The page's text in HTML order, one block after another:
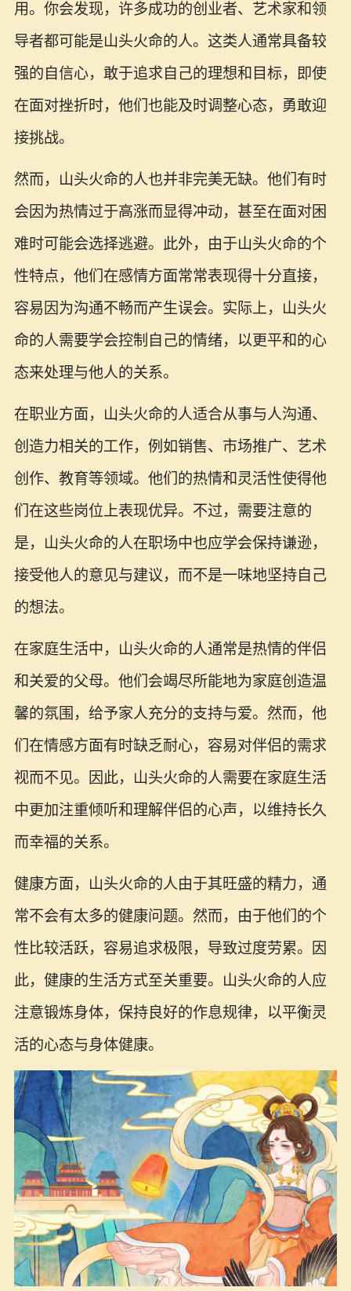
用。你会发现，许多成功的创业者、艺术家和领
导者都可能是山头火命的人。这类人通常具备较
强的自信心，敢于追求自己的理想和目标，即使
在面对挫折时，他们也能及时调整心态，勇敢迎
接挑战。
然而，山头火命的人也并非完美无缺。他们有时
会因为热情过于高涨而显得冲动，甚至在面对困
难时可能会选择逃避。此外，由于山头火命的个
性特点，他们在感情方面常常表现得十分直接，
容易因为沟通不畅而产生误会。实际上，山头火
命的人需要学会控制自己的情绪，以更平和的心
态来处理与他人的关系。
在职业方面，山头火命的人适合从事与人沟通、
创造力相关的工作，例如销售、市场推广、艺术
创作、教育等领域。他们的热情和灵活性使得他
们在这些岗位上表现优异。不过，需要注意的
是，山头火命的人在职场中也应学会保持谦逊，
接受他人的意见与建议，而不是一味地坚持自己
的想法。
在家庭生活中，山头火命的人通常是热情的伴侣
和关爱的父母。他们会竭尽所能地为家庭创造温
馨的氛围，给予家人充分的支持与爱。然而，他
们在情感方面有时缺乏耐心，容易对伴侣的需求
视而不见。因此，山头火命的人需要在家庭生活
中更加注重倾听和理解伴侣的心声，以维持长久
而幸福的关系。
健康方面，山头火命的人由于其旺盛的精力，通
常不会有太多的健康问题。然而，由于他们的个
性比较活跃，容易追求极限，导致过度劳累。因
此，健康的生活方式至关重要。山头火命的人应
注意锻炼身体，保持良好的作息规律，以平衡灵
活的心态与身体健康。